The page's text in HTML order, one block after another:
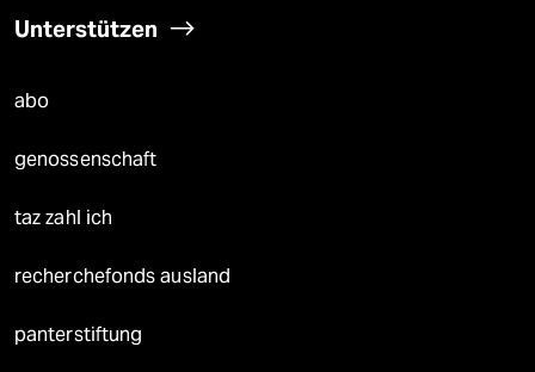
Unterstützen
abo
genossenschaft
taz zahl ich
recherchefonds ausland
panterstiftung